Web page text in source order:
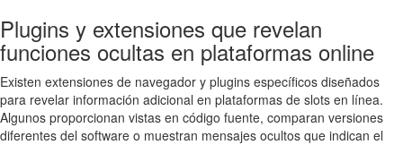
Plugins y extensiones que revelan
funciones ocultas en plataformas online
Existen extensiones de navegador y plugins específicos diseñados
para revelar información adicional en plataformas de slots en línea.
Algunos proporcionan vistas en código fuente, comparan versiones
diferentes del software o muestran mensajes ocultos que indican el